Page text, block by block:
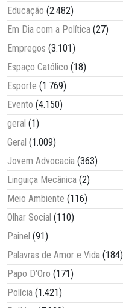
Educação (2.482)
Em Dia com a Política (27)
Empregos (3.101)
Espaço Católico (18)
Esporte (1.769)
Evento (4.150)
geral (1)
Geral (1.009)
Jovem Advocacia (363)
Linguiça Mecânica (2)
Meio Ambiente (116)
Olhar Social (110)
Painel (91)
Palavras de Amor e Vida (184)
Papo D'Oro (171)
Polícia (1.421)